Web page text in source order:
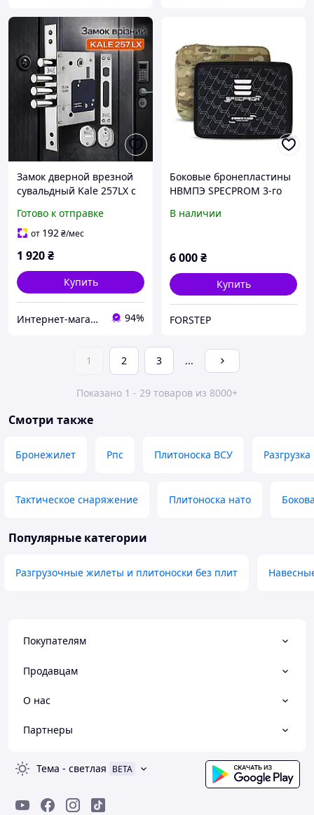
Замок дверной врезной
сувальдный Kale 257LX с
бронепластиной
Готово к отправке
от 192₴/мес
1 920₴
Купить
Интернет-магазин "Ваш Замок" 94%
Боковые бронепластины
НВМПЭ SPECPROM 3-го
Размер 21.5 на 16см.
В наличии
6 000₴
Купить
FORSTEP
1 2 3 ...
Показано 1 - 29 товаров из 8000+
Смотри также
Бронежилет Рпс Плитоноска ВСУ Разгрузка
Тактическое снаряжение Плитоноска нато
Популярные категории
Разгрузочные жилеты и плитоноски без плит
Покупателям
Продавцам
О нас
Партнеры
Тема - светлая BETA